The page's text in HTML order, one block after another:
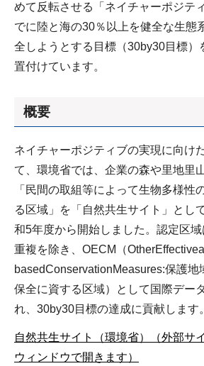
めて反転させる「ネイチャーポジテ
でに陸と海の30％以上を健全な生態
全しようとする目標（30by30目標）
置付けています。
概要
ネイチャーポジティブの実現に向け
て、環境省では、企業の森や里地里
「民間の取組等によって生物多様性
る区域」を「自然共生サイト」とし
和5年度から開始しました。認定区
重複を除き、OECM（
basedConservationMeasures:保護地
保全に資する区域）として国際デー
れ、30by30目標の達成に貢献します。
自然共生サイト（環境省）（外部サ
ウィンドウで開きます）